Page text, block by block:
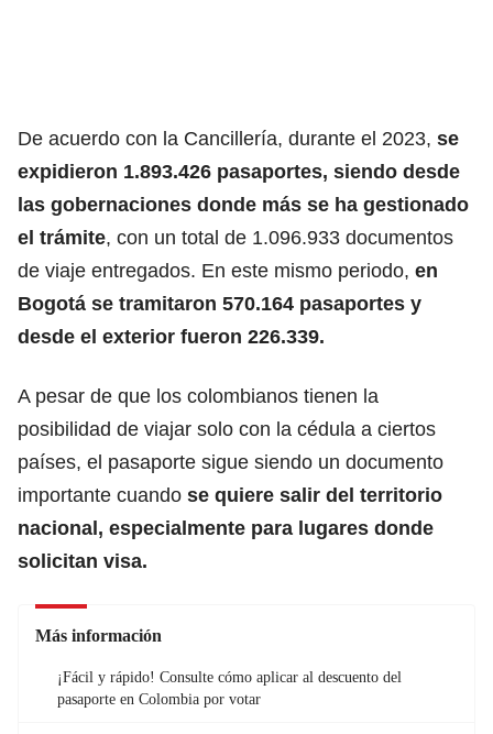
De acuerdo con la Cancillería, durante el 2023, se
expidieron 1.893.426 pasaportes, siendo desde
las gobernaciones donde más se ha gestionado
el trámite, con un total de 1.096.933 documentos
de viaje entregados. En este mismo periodo, en
Bogotá se tramitaron 570.164 pasaportes y
desde el exterior fueron 226.339.
A pesar de que los colombianos tienen la
posibilidad de viajar solo con la cédula a ciertos
países, el pasaporte sigue siendo un documento
importante cuando se quiere salir del territorio
nacional, especialmente para lugares donde
solicitan visa.
Más información
¡Fácil y rápido! Consulte cómo aplicar al descuento del
pasaporte en Colombia por votar